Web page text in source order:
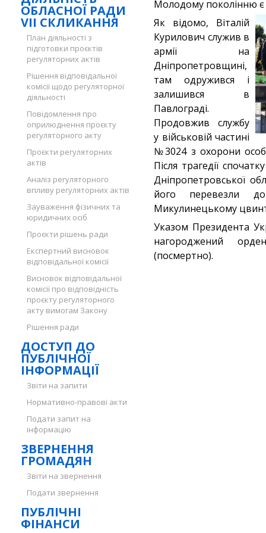
ОБЛАСНОЇ РАДИ
VII СКЛИКАННЯ
План діяльності з
підготовки проєктів
регуляторних актів
Рішення відповідальної
комісії щодо регуляторної
діяльності
Повідомлення про
оприлюднення проєкту
регуляторного акту
Проєкти регуляторних
актів
Аналіз регуляторного
впливу регуляторних актів
Зауваження фізичних та
юридичних осіб
Проєкти рішень ради
Експертний висновок
відповідальної комісії
Висновок відповідальної
комісії про відповідність
проєкту регуляторного
акту вимогам Закону
Рішення ради
ДОСТУП ДО
ПУБЛІЧНОЇ
ІНФОРМАЦІЇ
Звіти на запити
Нормативно-правові акти
Подати запит на
інформацію
ЗВЕРНЕННЯ
ГРОМАДЯН
Звіти на звернення
Подати звернення
ПУБЛІЧНІ
ФІНАНСИ
Молодому поколінню є
Як відомо, Віталій
Курилович служив в
армії на
Дніпропетровщині,
там одружився і
залишився в
Павлограді.
Продовжив службу
у військовій частині
№3024 з охорони
Після трагедії
Дніпропетровської
його перевезли
Микулинецькому
Указом Президента
нагороджений
(посмертно).